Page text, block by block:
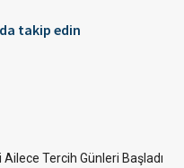
takip edin
Tercih Günleri Başladı